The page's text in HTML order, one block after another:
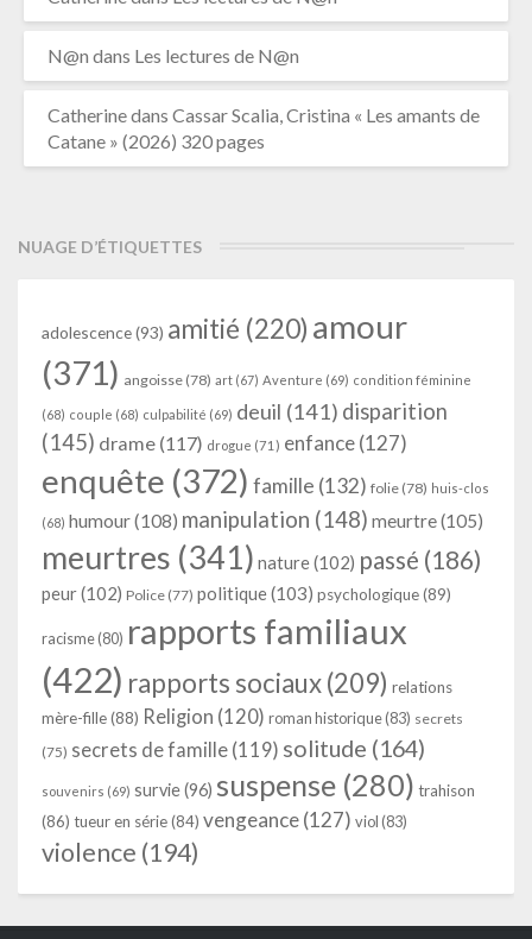
N@n dans Les lectures de N@n
Catherinedans Cassar Scalia, Cristina « Les amants de
Catane » (2026) 320 pages
NUAGE D’ÉTIQUETTES
adolescence(93) amitié (220) amour
(371) angoisse (78) art (67) Aventure (69) condition féminine
(68) couple (68) culpabilité (69) deuil (141) disparition
(145) drame (117) drogue (71) enfance(127)
enquête (372) famille (132) folie (78) huis-clos
(68) humour(108) manipulation (148) meurtre(105)
meurtres (341) nature(102) passé (186)
peur(102) Police (77) politique(103) psychologique(89)
racisme (80) rapports familiaux
(422) rapports sociaux(209) relations
mère-fille(88) Religion (120) roman historique(83) secrets
(75) secrets de famille (119) solitude (164)
souvenirs (69) survie(96) suspense (280) trahison
(86) tueur en série(84) vengeance(127) viol (83)
violence (194)